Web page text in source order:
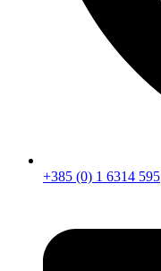
+385 (0) 1 6314 595